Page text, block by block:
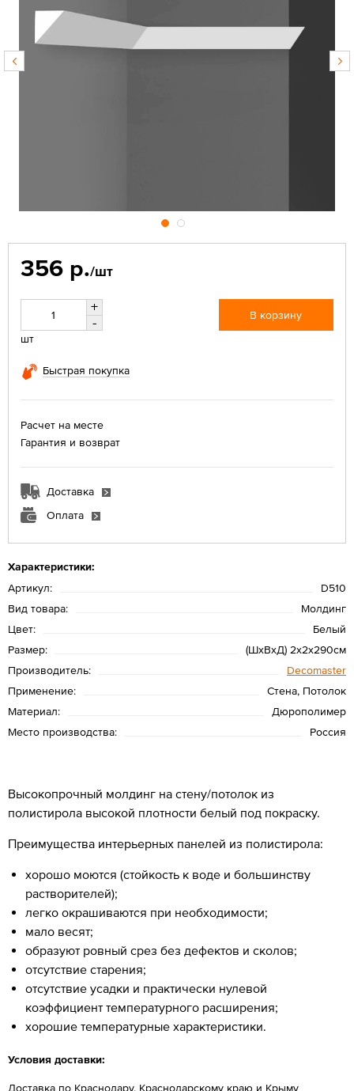
Характеристики:
Артикул:
D510
Вид товара:
Молдинг
Цвет:
Белый
Размер:
(ШхВхД) 2х2х290см
Производитель:
Decomaster
Применение:
Стена, Потолок
Материал:
Дюрополимер
Место производства:
Россия
356 р./шт
+
-
шт
В корзину
Быстрая покупка
Расчет на месте
Гарантия и возврат
Доставка
Оплата
Высокопрочный молдинг на стену/потолок из
полистирола высокой плотности белый под покраску.
Преимущества интерьерных панелей из полистирола:
хорошо моются (стойкость к воде и большинству
растворителей);
легко окрашиваются при необходимости;
мало весят;
образуют ровный срез без дефектов и сколов;
отсутствие старения;
отсутствие усадки и практически нулевой
коэффициент температурного расширения;
хорошие температурные характеристики.
Условия доставки:
Доставка по Краснодару, Краснодарскому краю и Крыму